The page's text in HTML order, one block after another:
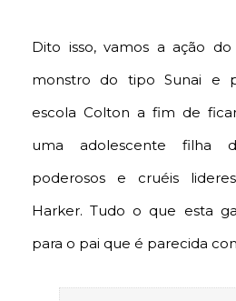
Dito isso, vamos a ação
monstro do tipo Sunai e
escola Colton a fim de
uma adolescente filha
poderosos e cruéis
Harker. Tudo o que esta
para o pai que é parecida